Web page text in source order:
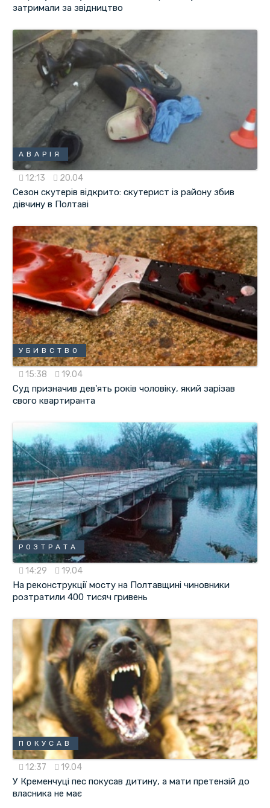
затримали за звідництво
АВАРІЯ
12:13 20.04
Сезон скутерів відкрито: скутерист із району збив
дівчину в Полтаві
УБИВСТВО
15:38 19.04
Суд призначив дев'ять років чоловіку, який зарізав
свого квартиранта
РОЗТРАТА
14:29 19.04
На реконструкції мосту на Полтавщині чиновники
розтратили 400 тисяч гривень
ПОКУСАВ
12:37 19.04
У Кременчуці пес покусав дитину, а мати претензій до
власника не має